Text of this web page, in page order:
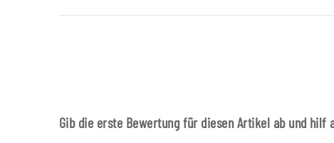
Gib die erste Bewertung für diesen Artikel ab und hilf